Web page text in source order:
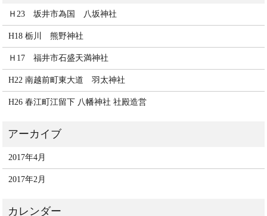
Ｈ23 坂井市為国 八坂神社
H18 栃川 熊野神社
Ｈ17 福井市石盛天満神社
H22 南越前町東大道 羽太神社
H26 春江町江留下 八幡神社 社殿造営
2017年4月
2017年2月